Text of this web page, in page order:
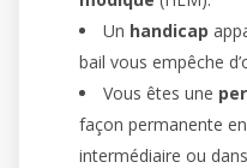
Un handicap
bail vous empêche
Vous êtes une
façon permanente
intermédiaire ou